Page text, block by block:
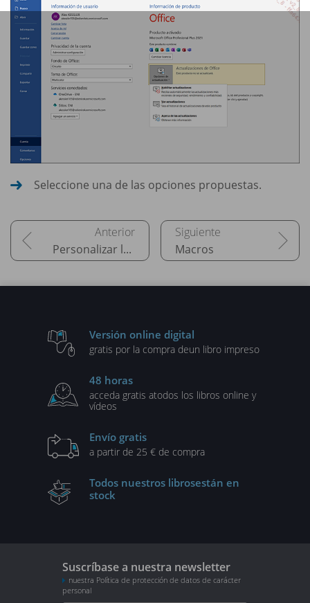
Seleccione una de las opciones propuestas.
Personalizar la interfaz Macros
Versión online digital
gratis por la compra deun libro impreso
48 horas
acceda gratis atodos los libros online y
vídeos
Envío gratis
a partir de 25 € de compra
Todos nuestros librosestán en
stock
Suscríbase a nuestra newsletter
nuestra Política de protección de datos de carácter
personal